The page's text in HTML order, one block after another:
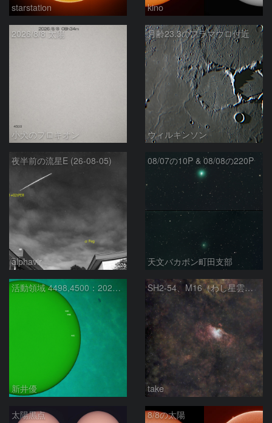
starstation kino
2026/8/8 太陽
小犬のプロキオン
月齢23.3のフラマウロ付近
ウィルキンソン
夜半前の流星E (26-08-05)
alphavir
08/07の10P & 08/08の220P
天文バカボン町田支部
活動領域 4498,4500：2026/08/08
新井優
SH2‑54、M16（わし星雲）、M17（オメガ星雲）
take
太陽黒点 8/8の太陽